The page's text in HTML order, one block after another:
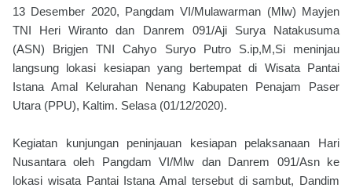
13 Desember 2020, Pangdam VI/Mulawarman (Mlw) Mayjen
TNI Heri Wiranto dan Danrem 091/Aji Surya Natakusuma
(ASN) Brigjen TNI Cahyo Suryo Putro S.ip,M,Si meninjau
langsung lokasi kesiapan yang bertempat di Wisata Pantai
Istana Amal Kelurahan Nenang Kabupaten Penajam Paser
Utara (PPU), Kaltim. Selasa (01/12/2020).
Kegiatan kunjungan peninjauan kesiapan pelaksanaan Hari
Nusantara oleh Pangdam VI/Mlw dan Danrem 091/Asn ke
lokasi wisata Pantai Istana Amal tersebut di sambut, Dandim